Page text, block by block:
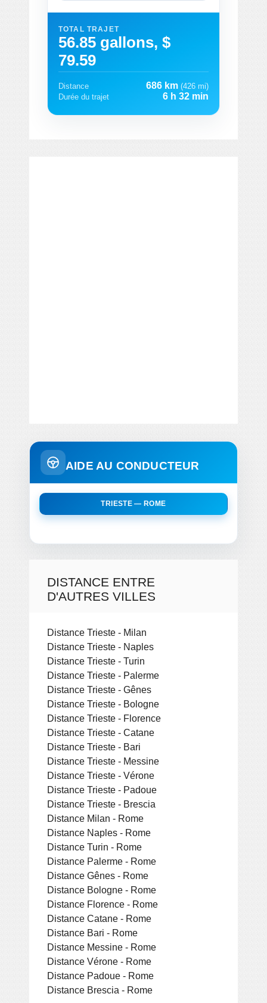
TOTAL TRAJET
56.85 gallons, $
79.59
Distance 686 km (426 mi)
Durée du trajet
6 h 32 min
AIDE AU CONDUCTEUR
TRIESTE — ROME
DISTANCE ENTRE
D'AUTRES VILLES
Distance Trieste - Milan
Distance Trieste - Naples
Distance Trieste - Turin
Distance Trieste - Palerme
Distance Trieste - Gênes
Distance Trieste - Bologne
Distance Trieste - Florence
Distance Trieste - Catane
Distance Trieste - Bari
Distance Trieste - Messine
Distance Trieste - Vérone
Distance Trieste - Padoue
Distance Trieste - Brescia
Distance Milan - Rome
Distance Naples - Rome
Distance Turin - Rome
Distance Palerme - Rome
Distance Gênes - Rome
Distance Bologne - Rome
Distance Florence - Rome
Distance Catane - Rome
Distance Bari - Rome
Distance Messine - Rome
Distance Vérone - Rome
Distance Padoue - Rome
Distance Brescia - Rome